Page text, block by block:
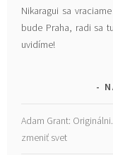
Nikaragui sa
bude Praha, radi sa
uvidíme!
Adam Grant:
zmeniť svet